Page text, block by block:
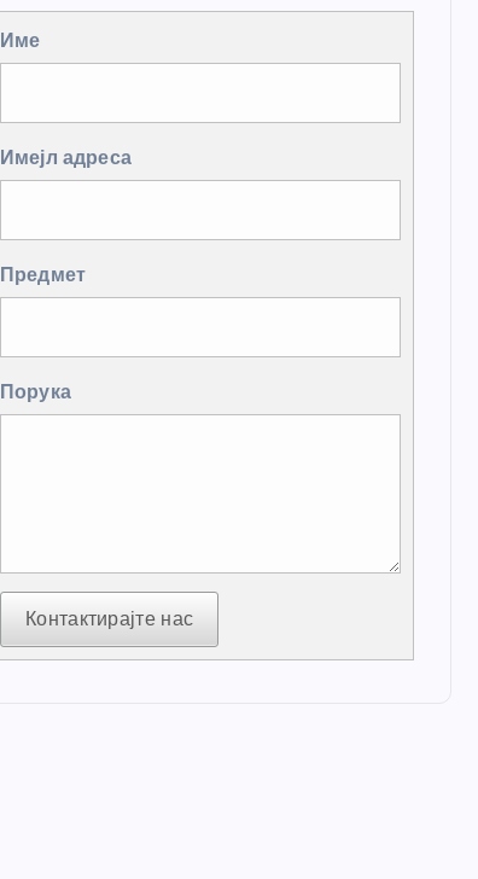
Име
Имејл адреса
Предмет
Порука
Контактирајте нас